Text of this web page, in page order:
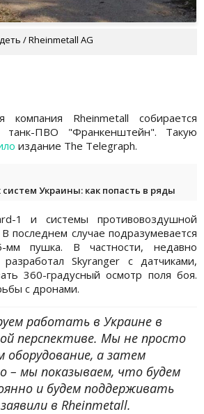
/ Rheinmetall AG
компания Rheinmetall собирается
танк-ПВО "Франкенштейн". Такую
издание The Telegraph.
Украины: как попасть в ряды
1 и системы противовоздушной
последнем случае подразумевается
мм пушка. В частности, недавно
Skyranger с датчиками,
360-градусный осмотр поля боя.
с дронами.
работать в Украине в
перспективе. Мы не просто
оборудование, а затем
– мы показываем, что будем
и будем поддерживать
в Rheinmetall.